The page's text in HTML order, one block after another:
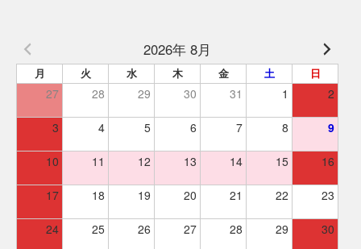
2026年 8月
月 火 水 木 金 土 日
27 28 29 30 31 1 2
3 4 5 6 7 8 9
10 11 12 13 14 15 16
17 18 19 20 21 22 23
24 25 26 27 28 29 30